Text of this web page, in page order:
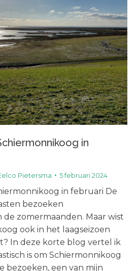
in
Pietersma 5 februari 2024
in februari De
bezoeken
zomermaanden. Maar wist
ook in het laagseizoen
In deze korte blog vertel ik
is om Schiermonnikoog
bezoeken, een van mijn